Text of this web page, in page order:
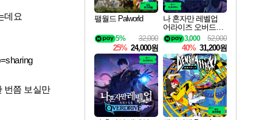
데요
번쯤 보실만
팰월드 Palworld
32,000
5%
25% 24,000원
나 혼자만 레벨업
어라이즈 오버드라
이브 디럭스 에디션
Solo Leveling Arise
Overdrive Deluxe Edi
tion
52,000
3,000
40% 31,200원